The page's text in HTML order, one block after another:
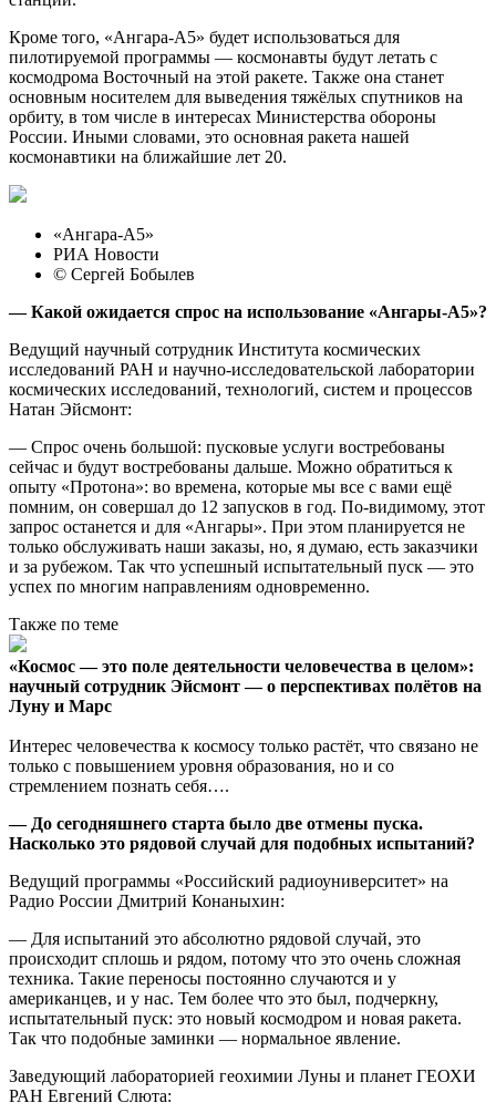
Кроме того, «Ангара-А5» будет использоваться для
пилотируемой программы — космонавты будут летать с
космодрома Восточный на этой ракете. Также она станет
основным носителем для выведения тяжёлых спутников на
орбиту, в том числе в интересах Министерства обороны
России. Иными словами, это основная ракета нашей
космонавтики на ближайшие лет 20.
«Ангара-А5»
РИА Новости
© Сергей Бобылев
— Какой ожидается спрос на использование «Ангары-А5»?
Ведущий научный сотрудник Института космических
исследований РАН и научно-исследовательской лаборатории
космических исследований, технологий, систем и процессов
Натан Эйсмонт:
— Спрос очень большой: пусковые услуги востребованы
сейчас и будут востребованы дальше. Можно обратиться к
опыту «Протона»: во времена, которые мы все с вами ещё
помним, он совершал до 12 запусков в год. По-видимому, этот
запрос останется и для «Ангары». При этом планируется не
только обслуживать наши заказы, но, я думаю, есть заказчики
и за рубежом. Так что успешный испытательный пуск — это
успех по многим направлениям одновременно.
Также по теме
«Космос — это поле деятельности человечества в целом»:
научный сотрудник Эйсмонт — о перспективах полётов на
Луну и Марс
Интерес человечества к космосу только растёт, что связано не
только с повышением уровня образования, но и со
стремлением познать себя….
— До сегодняшнего старта было две отмены пуска.
Насколько это рядовой случай для подобных испытаний?
Ведущий программы «Российский радиоуниверситет» на
Радио России Дмитрий Конаныхин:
— Для испытаний это абсолютно рядовой случай, это
происходит сплошь и рядом, потому что это очень сложная
техника. Такие переносы постоянно случаются и у
американцев, и у нас. Тем более что это был, подчеркну,
испытательный пуск: это новый космодром и новая ракета.
Так что подобные заминки — нормальное явление.
Заведующий лабораторией геохимии Луны и планет ГЕОХИ
РАН Евгений Слюта: